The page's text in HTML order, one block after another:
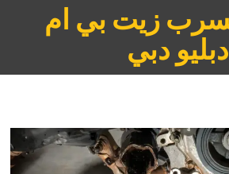
زيت بي ام
دبليو دبي